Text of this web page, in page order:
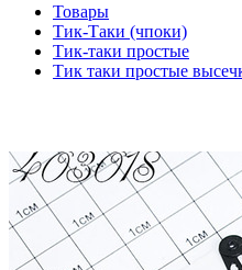
Товары
Тик-Таки (чпоки)
Тик-таки простые
Тик таки простые